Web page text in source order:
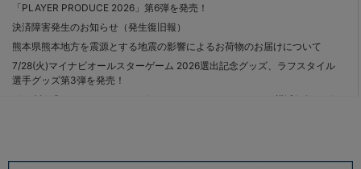
「PLAYER PRODUCE 2026」第6弾を発売！
決済障害発生のお知らせ（発生復旧報）
熊本県熊本地方を震源とする地震の影響によるお荷物のお届けについて
7/28(火)マイナビオールスターゲーム 2026選出記念グッズ、ラフスタイル
選手グッズ第3弾を発売！
7/24(金)『YOKOHAMA STAR☆NIGHT 2026 Supported by 横浜銀行』グ